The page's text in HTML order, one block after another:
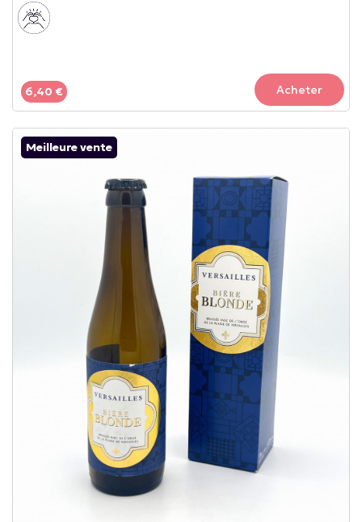
6,40 € Acheter
Meilleure vente